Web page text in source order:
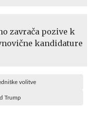
zavrača pozive k
kandidature
volitve
Trump